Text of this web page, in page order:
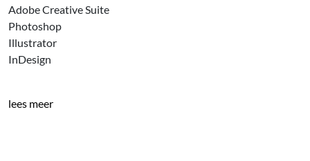
Adobe Creative Suite
Photoshop
Illustrator
InDesign
lees meer